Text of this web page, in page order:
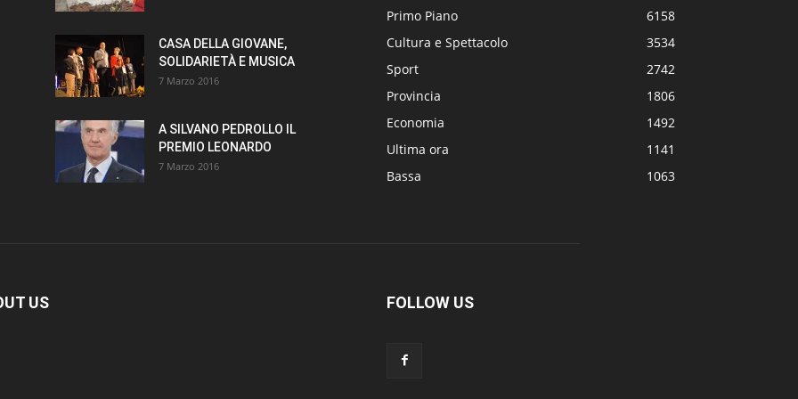
CASA DELLA GIOVANE,
SOLIDARIETÀ E MUSICA
7 Marzo 2016
A SILVANO PEDROLLO IL
PREMIO LEONARDO
7 Marzo 2016
Primo Piano
6158
Cultura e Spettacolo
3534
Sport
2742
Provincia
1806
Economia
1492
Ultima ora
1141
Bassa
1063
US FOLLOW US